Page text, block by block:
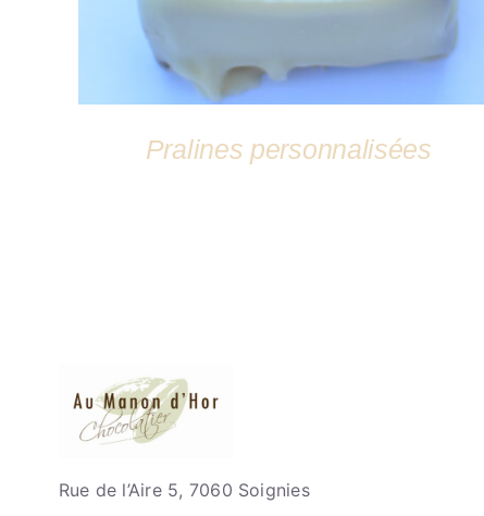
Pralines personnalisées
Rue de l’Aire 5, 7060 Soignies